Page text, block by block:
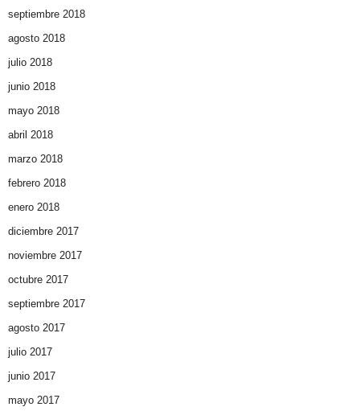
septiembre 2018
agosto 2018
julio 2018
junio 2018
mayo 2018
abril 2018
marzo 2018
febrero 2018
enero 2018
diciembre 2017
noviembre 2017
octubre 2017
septiembre 2017
agosto 2017
julio 2017
junio 2017
mayo 2017